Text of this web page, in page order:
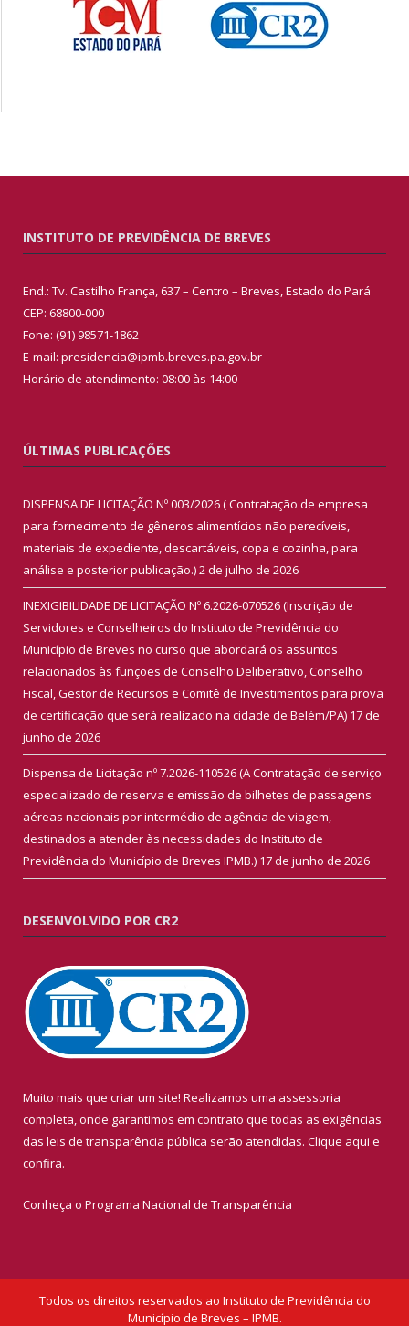
INSTITUTO DE PREVIDÊNCIA DE BREVES
End.: Tv. Castilho França, 637 – Centro – Breves, Estado do Pará
CEP: 68800-000
Fone: (91) 98571-1862
E-mail: presidencia@ipmb.breves.pa.gov.br
Horário de atendimento: 08:00 às 14:00
ÚLTIMAS PUBLICAÇÕES
DISPENSA DE LICITAÇÃO Nº 003/2026 ( Contratação de empresa
para fornecimento de gêneros alimentícios não perecíveis,
materiais de expediente, descartáveis, copa e cozinha, para
análise e posterior publicação.)2 de julho de 2026
INEXIGIBILIDADE DE LICITAÇÃO Nº 6.2026-070526 (Inscrição de
Servidores e Conselheiros do Instituto de Previdência do
Município de Breves no curso que abordará os assuntos
relacionados às funções de Conselho Deliberativo, Conselho
Fiscal, Gestor de Recursos e Comitê de Investimentos para prova
de certificação que será realizado na cidade de Belém/PA) 17 de
junho de 2026
Dispensa de Licitação nº 7.2026-110526 (A Contratação de serviço
especializado de reserva e emissão de bilhetes de passagens
aéreas nacionais por intermédio de agência de viagem,
destinados a atender às necessidades do Instituto de
Previdência do Município de Breves IPMB.) 17 de junho de 2026
DESENVOLVIDO POR CR2
Muito mais que criar um site! Realizamos uma assessoria
completa, onde garantimos em contrato que todas as exigências
das leis de transparência pública serão atendidas. Clique aqui e
confira.
Conheça o Programa Nacional de Transparência
Todos os direitos reservados ao Instituto de Previdência do
Município de Breves – IPMB.